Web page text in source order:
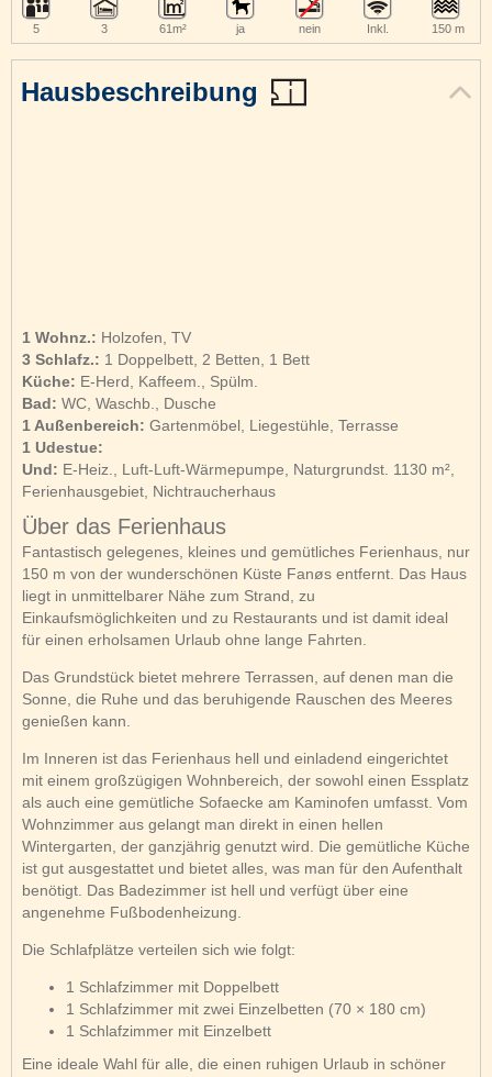
Hausbeschreibung
1 Wohnz.: Holzofen, TV
3 Schlafz.: 1 Doppelbett, 2 Betten, 1 Bett
Küche: E-Herd, Kaffeem., Spülm.
Bad: WC, Waschb., Dusche
1 Außenbereich: Gartenmöbel, Liegestühle, Terrasse
1 Udestue:
Und: E-Heiz., Luft-Luft-Wärmepumpe, Naturgrundst. 1130 m²,
Ferienhausgebiet, Nichtraucherhaus
Über das Ferienhaus
Fantastisch gelegenes, kleines und gemütliches Ferienhaus, nur
150 m von der wunderschönen Küste Fanøs entfernt. Das Haus
liegt in unmittelbarer Nähe zum Strand, zu
Einkaufsmöglichkeiten und zu Restaurants und ist damit ideal
für einen erholsamen Urlaub ohne lange Fahrten.
Das Grundstück bietet mehrere Terrassen, auf denen man die
Sonne, die Ruhe und das beruhigende Rauschen des Meeres
genießen kann.
Im Inneren ist das Ferienhaus hell und einladend eingerichtet
mit einem großzügigen Wohnbereich, der sowohl einen Essplatz
als auch eine gemütliche Sofaecke am Kaminofen umfasst. Vom
Wohnzimmer aus gelangt man direkt in einen hellen
Wintergarten, der ganzjährig genutzt wird. Die gemütliche Küche
ist gut ausgestattet und bietet alles, was man für den Aufenthalt
benötigt. Das Badezimmer ist hell und verfügt über eine
angenehme Fußbodenheizung.
Die Schlafplätze verteilen sich wie folgt:
1 Schlafzimmer mit Doppelbett
1 Schlafzimmer mit zwei Einzelbetten (70 × 180 cm)
1 Schlafzimmer mit Einzelbett
Eine ideale Wahl für alle, die einen ruhigen Urlaub in schöner
5 3 61m² ja nein Inkl. 150 m